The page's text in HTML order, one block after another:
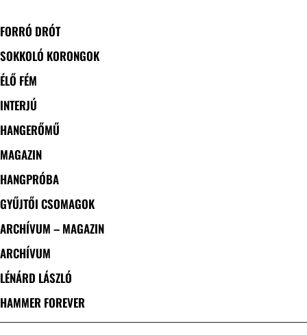
FORRÓ DRÓT
SOKKOLÓ KORONGOK
ÉLŐ FÉM
INTERJÚ
HANGERŐMŰ
MAGAZIN
HANGPRÓBA
GYŰJTŐI CSOMAGOK
ARCHÍVUM – MAGAZIN
ARCHÍVUM
LÉNÁRD LÁSZLÓ
HAMMER FOREVER